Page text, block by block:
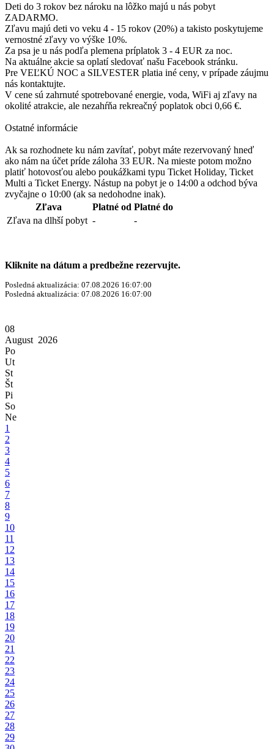
Deti do 3 rokov bez nároku na lôžko majú u nás pobyt
ZADARMO.
Zľavu majú deti vo veku 4 - 15 rokov (20%) a takisto poskytujeme
vernostné zľavy vo výške 10%.
Za psa je u nás podľa plemena príplatok 3 - 4 EUR za noc.
Na aktuálne akcie sa oplatí sledovať našu Facebook stránku.
Pre VEĽKÚ NOC a SILVESTER platia iné ceny, v prípade záujmu
nás kontaktujte.
V cene sú zahrnuté spotrebované energie, voda, WiFi aj zľavy na
okolité atrakcie, ale nezahŕňa rekreačný poplatok obci 0,66 €.
Ostatné informácie
Ak sa rozhodnete ku nám zavítať, pobyt máte rezervovaný hneď
ako nám na účet príde záloha 33 EUR. Na mieste potom možno
platiť hotovosťou alebo poukážkami typu Ticket Holiday, Ticket
Multi a Ticket Energy. Nástup na pobyt je o 14:00 a odchod býva
zvyčajne o 10:00 (ak sa nedohodne inak).
Zľava
Platné od Platné do
Zľava na dlhší pobyt - -
Kliknite na dátum a predbežne rezervujte.
Posledná aktualizácia: 07.08.2026 16:07:00
Posledná aktualizácia: 07.08.2026 16:07:00
08
August 2026
Po
Ut
St
Št
Pi
So
Ne
1
2
3
4
5
6
7
8
9
10
11
12
13
14
15
16
17
18
19
20
21
22
23
24
25
26
27
28
29